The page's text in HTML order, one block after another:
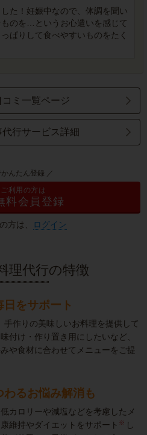
た！妊娠中なので、体調を聞い
のを…というお心遣いを感じて
ぱりして食べやすいものをたく
ミ一覧ページ
行サービス詳細
んたん登録 ／
利用の方は
料会員登録
方は、 ログイン
理代行の特徴
日をサポート
手作りの美味しいお料理を提供して
付け・作り置き用にしたいなど、
や食材に合わせてメニューをご提
わるお悩み解消も
カロリーや減塩などを考慮したメ
維持やダイエットをサポート ※ し